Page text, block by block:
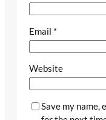
Email *
Website
Save my name,